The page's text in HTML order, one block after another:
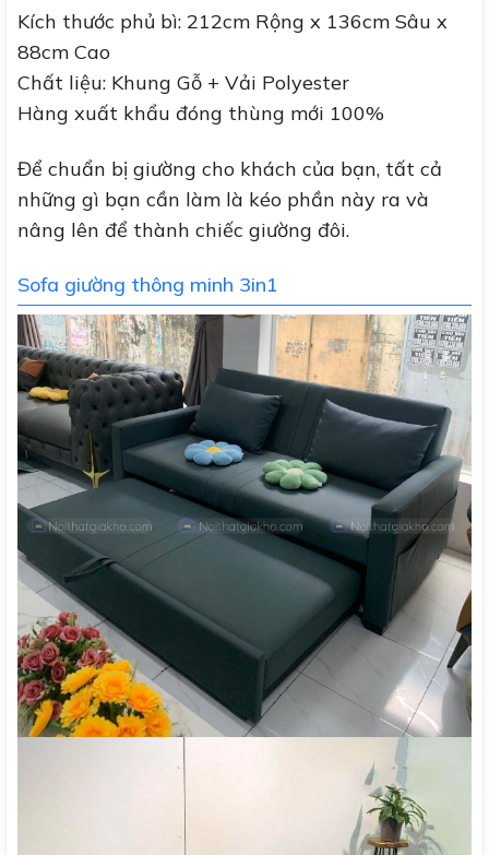
Kích thước phủ bì: 212cm Rộng x 136cm Sâu x
88cm Cao
Chất liệu: Khung Gỗ + Vải Polyester
Hàng xuất khẩu đóng thùng mới 100%
Để chuẩn bị giường cho khách của bạn, tất cả
những gì bạn cần làm là kéo phần này ra và
nâng lên để thành chiếc giường đôi.
Sofa giường thông minh 3in1